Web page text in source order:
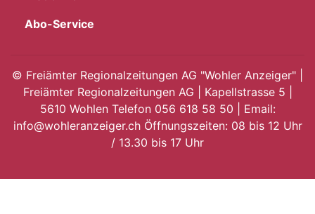
Abo-Service
© Freiämter Regionalzeitungen AG "Wohler Anzeiger" |
Freiämter Regionalzeitungen AG | Kapellstrasse 5 |
5610 Wohlen Telefon 056 618 58 50 | Email:
info@wohleranzeiger.ch Öffnungszeiten: 08 bis 12 Uhr
/ 13.30 bis 17 Uhr